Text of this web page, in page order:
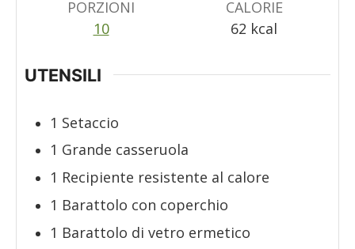
PORZIONI
10
CALORIE
62 kcal
UTENSILI
1 Setaccio
1 Grande casseruola
1 Recipiente resistente al calore
1 Barattolo con coperchio
1 Barattolo di vetro ermetico